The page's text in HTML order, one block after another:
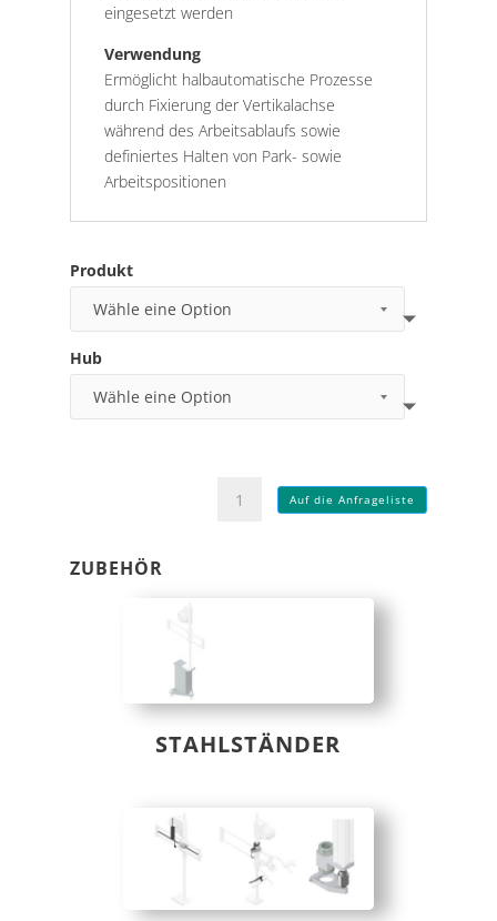
eingesetzt werden
Verwendung
Ermöglicht halbautomatische Prozesse
durch Fixierung der Vertikalachse
während des Arbeitsablaufs sowie
definiertes Halten von Park- sowie
Arbeitspositionen
Produkt
Hub
Klemmeinheit
Vertikalachse
Auf die Anfrageliste
ZUBEHÖR
STAHLSTÄNDER